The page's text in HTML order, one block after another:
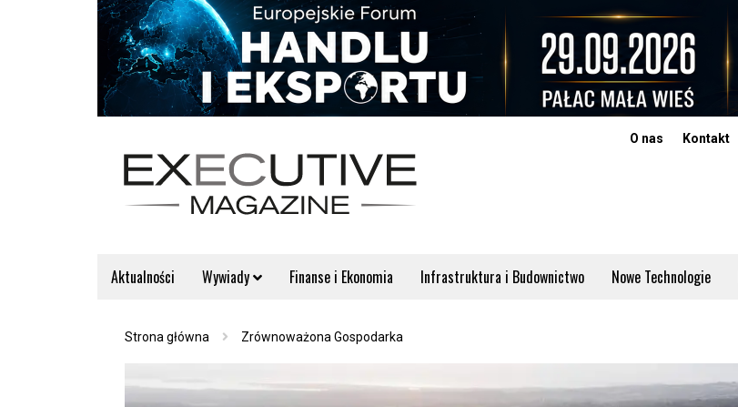
O nas Kontakt
Aktualności Wywiady Finanse i Ekonomia Infrastruktura i Budownictwo Nowe Technologie
Strona główna Zrównoważona Gospodarka